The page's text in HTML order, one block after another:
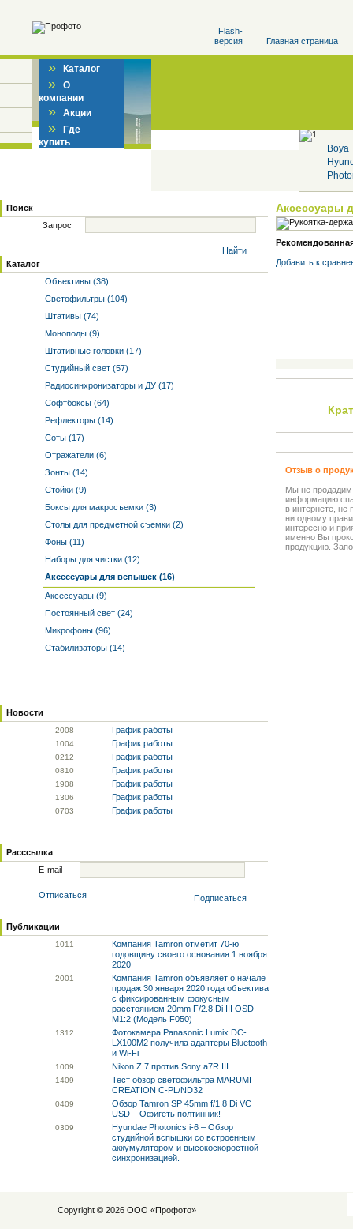
Flash-
версия
Главная страница
» Каталог
» О
компании
» Акции
» Где
купить
Boya
Поиск
Запрос
Найти
Каталог
Объективы (38)
Светофильтры (104)
Штативы (74)
Моноподы (9)
Штативные головки (17)
Студийный свет (57)
Радиосинхронизаторы и ДУ (17)
Софтбоксы (64)
Рефлекторы (14)
Соты (17)
Отражатели (6)
Зонты (14)
Стойки (9)
Боксы для макросъемки (3)
Столы для предметной съемки (2)
Фоны (11)
Наборы для чистки (12)
Аксессуары для вспышек (16)
Аксессуары (9)
Постоянный свет (24)
Микрофоны (96)
Стабилизаторы (14)
Новости
2008 График работы
1004 График работы
0212 График работы
0810 График работы
1908 График работы
1306 График работы
0703 График работы
Расссылка
E-mail
Отписаться Подписаться
Публикации
1011
Компания Tamron отметит 70-ю
годовщину своего основания 1 ноября
2020
2001
Компания Tamron объявляет о начале
продаж 30 января 2020 года объектива
с фиксированным фокусным
расстоянием 20mm F/2.8 Di III OSD
M1:2 (Модель F050)
1312
Фотокамера Panasonic Lumix DC-
LX100M2 получила адаптеры Bluetooth
и Wi-Fi
1009 Nikon Z 7 против Sony a7R III.
1409
Тест обзор светофильтра MARUMI
CREATION C-PL/ND32
0409
Обзор Tamron SP 45mm f/1.8 Di VC
USD – Офигеть полтинник!
0309
Hyundae Photonics i-6 – Обзор
студийной вспышки со встроенным
аккумулятором и высокоскоростной
синхронизацией.
Аксессуары
Добавить к
Отзыв о
Мы не
информацию
в интернете, не
ни одному
интересно и
именно Вы
продукцию.
Copyright © 2026 ООО «Профото»